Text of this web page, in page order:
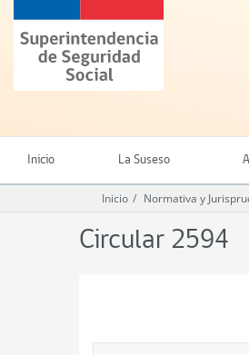
contenido
principal
Superintendencia
de
Seguridad
(SUSESO)
Chile
Inicio La Suseso
Inicio Normativa y
Circular 2594